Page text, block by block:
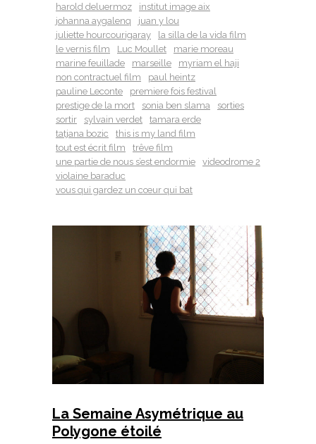
harold deluermoz
institut image aix
johanna aygalenq
juan y lou
juliette hourcourigaray
la silla de la vida film
le vernis film
Luc Moullet
marie moreau
marine feuillade
marseille
myriam el haji
non contractuel film
paul heintz
pauline Leconte
premiere fois festival
prestige de la mort
sonia ben slama
sorties
sortir
sylvain verdet
tamara erde
tatjana bozic
this is my land film
tout est écrit film
trêve film
une partie de nous s’est endormie
videodrome 2
violaine baraduc
vous qui gardez un cœur qui bat
La Semaine Asymétrique au
Polygone étoilé